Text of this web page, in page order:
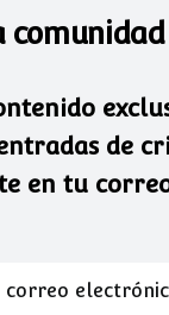
comunidad
de
en tu